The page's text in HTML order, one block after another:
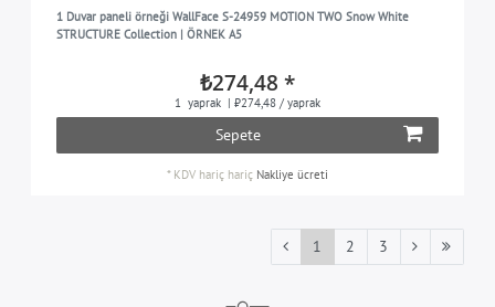
1 Duvar paneli örneği WallFace S-24959 MOTION TWO Snow White
STRUCTURE Collection | ÖRNEK A5
₺274,48 *
1 yaprak | ₺274,48 / yaprak
Sepete
* KDV hariç hariç Nakliye ücreti
1 2 3